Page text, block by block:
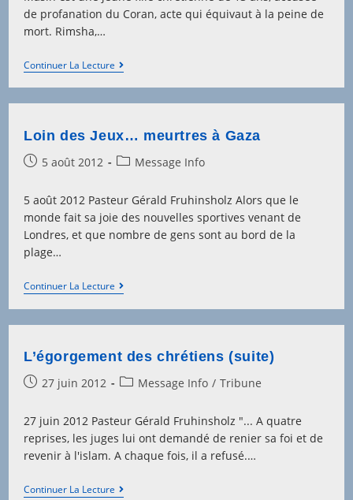
de profanation du Coran, acte qui équivaut à la peine de
mort. Rimsha,…
Continuer La LectureIslamophobie
Ou
Vigilance
Loin des Jeux… meurtres à Gaza
Post5 août 2012
PostMessage Info
5 août 2012 Pasteur Gérald Fruhinsholz Alors que le
monde fait sa joie des nouvelles sportives venant de
Londres, et que nombre de gens sont au bord de la
plage…
Continuer La LectureLoin
Des
Jeux…
Meurtres
Gaza
L’égorgement des chrétiens (suite)
Post27 juin 2012
PostMessage Info / Tribune
27 juin 2012 Pasteur Gérald Fruhinsholz "... A quatre
reprises, les juges lui ont demandé de renier sa foi et de
revenir à l'islam. A chaque fois, il a refusé.…
Continuer La LectureL’égorgement